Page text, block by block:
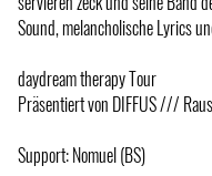
Sound, melancholische Lyrics
daydream therapy Tour
Präsentiert von DIFFUS ///
Support: Nomuel (BS)